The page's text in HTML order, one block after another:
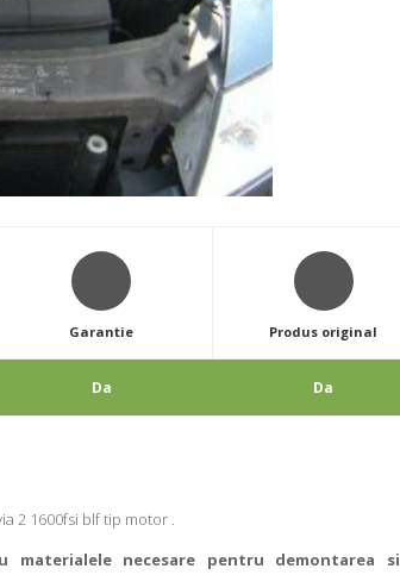
Garantie
Da
Produs original
Da
2 1600fsi blf tip motor .
materialele necesare pentru demontarea si